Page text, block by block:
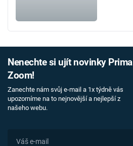
Nenechte si ujít novinky Prima
Zoom!
Zanechte nám svůj e-mail a 1x týdně vás
upozorníme na to nejnovější a nejlepší z
našeho webu.